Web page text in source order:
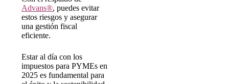
Advans®, puedes evitar
estos riesgos y asegurar
una gestión fiscal
eficiente.
Estar al día con los
impuestos para PYMEs en
2025 es fundamental para